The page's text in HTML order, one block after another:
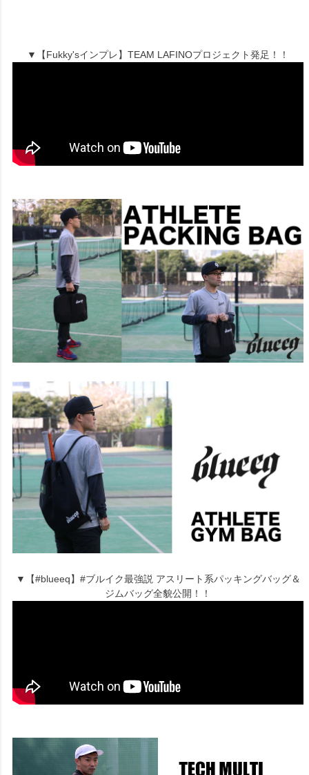
▼【Fukky'sインプレ】TEAM LAFINOプロジェクト発足！！
▼【#blueeq】#ブルイク最強説 アスリート系パッキングバッグ＆
ジムバッグ全貌公開！！